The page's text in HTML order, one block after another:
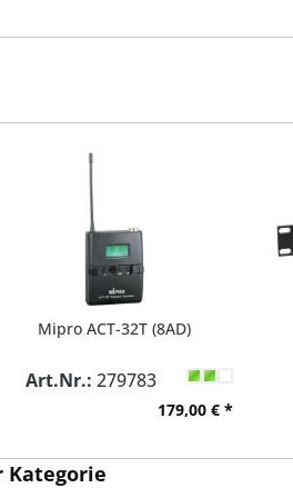
Mipro ACT-32T (8AD)
Art.Nr.: 279783
179,00 € *
Kategorie